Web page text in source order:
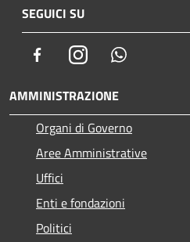
SEGUICI SU
FacebookInstagram
AMMINISTRAZIONE
Organi di Governo
Aree Amministrative
Uffici
Enti e fondazioni
Politici